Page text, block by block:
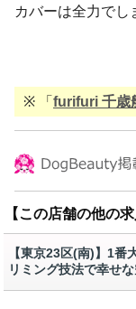
カバーは全力でし
※ 「 furifuri 千歳
【この店舗の他の求
【東京23区(南)】1番
リミング技法で幸せ